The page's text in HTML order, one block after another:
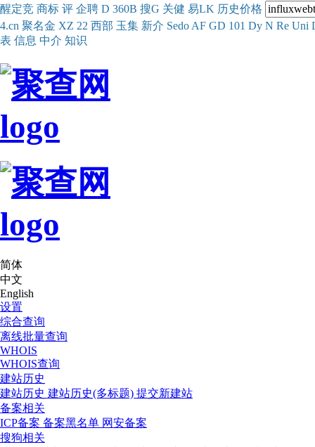
醒定竞 商标 评 企聘 D 360B 搜G 关健 易LK 历史价格
4.cn 聚名金 XZ 22 西部 玉集 新介 Sedo AF GD 101 Dy N Re Uni
表 信息 中介 知识